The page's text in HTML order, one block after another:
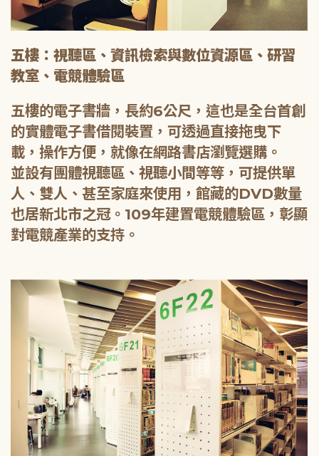
五樓：視聽區、資訊檢索與數位資源區、研習
教室、電競體驗區
五樓的電子書牆，長約6公尺，這也是全台首創
的實體電子書借閱裝置，可透過直接拖曳下
載，操作方便，就像在網路書店瀏覽選購。
並設有團體視聽區、視聽小間等等，可提供單
人、雙人、甚至家庭來使用，館藏的DVD數量
也居新北市之冠。109年建置電競體驗區，彰顯
對電競產業的支持。